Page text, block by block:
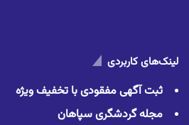
لینک‌های کاربردی
ثبت آگهی مفقودی با تخفیف ویژه
مجله گردشگری سپاهان